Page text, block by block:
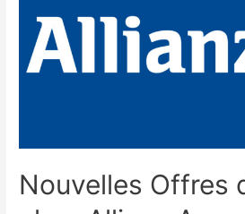
Nouvelles Offres